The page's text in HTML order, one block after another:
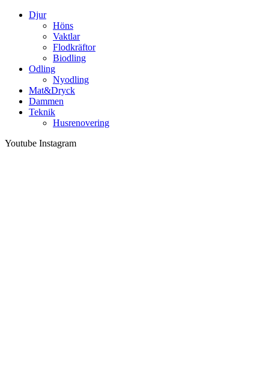
Djur
Höns
Vaktlar
Flodkräftor
Biodling
Odling
Nyodling
Mat&Dryck
Dammen
Teknik
Husrenovering
Youtube Instagram